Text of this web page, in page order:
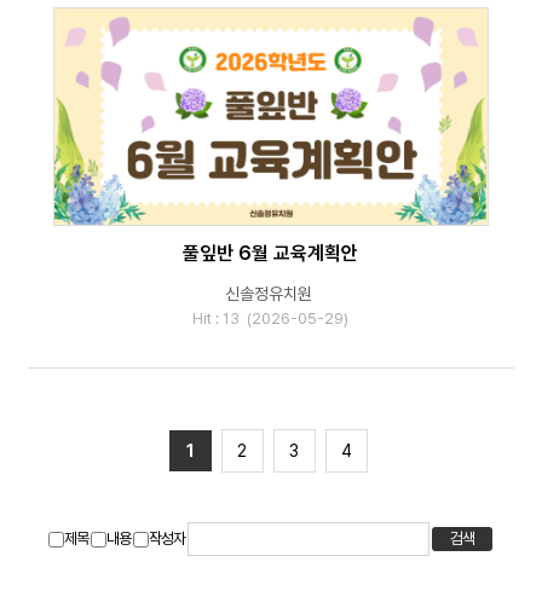
풀잎반 6월 교육계획안
신솔정유치원
Hit : 13 (2026-05-29)
1 2 3 4
제목 내용 작성자 검색